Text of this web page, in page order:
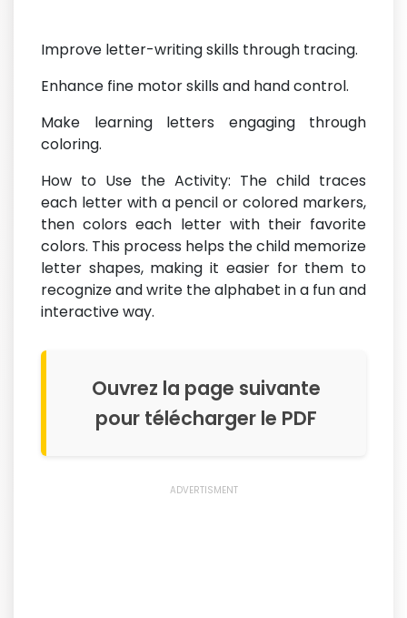
Improve letter-writing skills through tracing.
Enhance fine motor skills and hand control.
Make learning letters engaging through
coloring.
How to Use the Activity: The child traces
each letter with a pencil or colored markers,
then colors each letter with their favorite
colors. This process helps the child memorize
letter shapes, making it easier for them to
recognize and write the alphabet in a fun and
interactive way.
Ouvrez la page suivante
pour télécharger le PDF
ADVERTISMENT